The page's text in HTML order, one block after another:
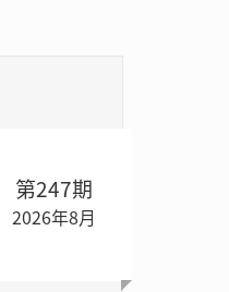
第247期
2026年8月